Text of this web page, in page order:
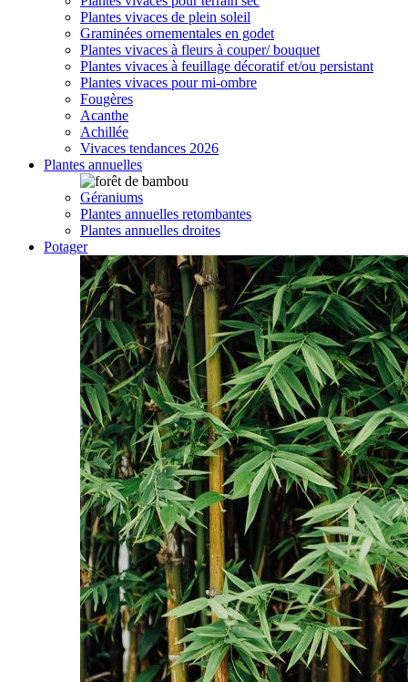
Plantes vivaces de plein soleil
Graminées ornementales en godet
Plantes vivaces à fleurs à couper/ bouquet
Plantes vivaces à feuillage décoratif et/ou persistant
Plantes vivaces pour mi-ombre
Fougères
Acanthe
Achillée
Vivaces tendances 2026
Plantes annuelles
Géraniums
Plantes annuelles retombantes
Plantes annuelles droites
Potager